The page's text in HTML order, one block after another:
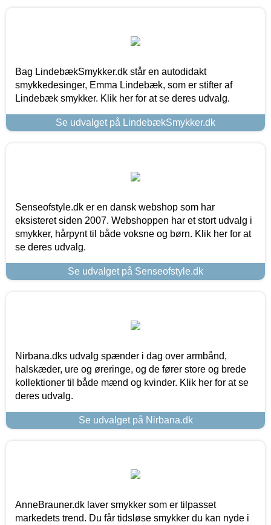
Bag LindebækSmykker.dk står en autodidakt
smykkedesinger, Emma Lindebæk, som er stifter af
Lindebæk smykker. Klik her for at se deres udvalg.
Se udvalget på LindebækSmykker.dk
Senseofstyle.dk er en dansk webshop som har
eksisteret siden 2007. Webshoppen har et stort udvalg i
smykker, hårpynt til både voksne og børn. Klik her for at
se deres udvalg.
Se udvalget på Senseofstyle.dk
Nirbana.dks udvalg spænder i dag over armbånd,
halskæder, ure og øreringe, og de fører store og brede
kollektioner til både mænd og kvinder. Klik her for at se
deres udvalg.
Se udvalget på Nirbana.dk
AnneBrauner.dk laver smykker som er tilpasset
markedets trend. Du får tidsløse smykker du kan nyde i